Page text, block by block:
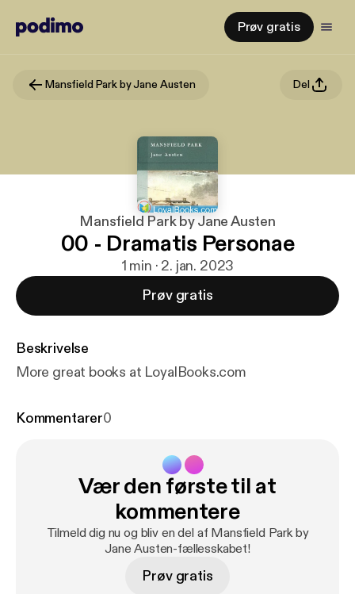
Prøv gratis
Mansfield Park by Jane Austen Del
Mansfield Park by Jane Austen
00 - Dramatis Personae
1 min · 2. jan. 2023
Prøv gratis
Beskrivelse
More great books at LoyalBooks.com
Kommentarer0
Vær den første til at
kommentere
Tilmeld dig nu og bliv en del af Mansfield Park by
Jane Austen-fællesskabet!
Prøv gratis